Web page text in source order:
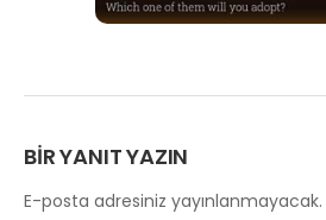
BIR YANIT YAZIN
E-posta adresiniz yayınlanmayacak.